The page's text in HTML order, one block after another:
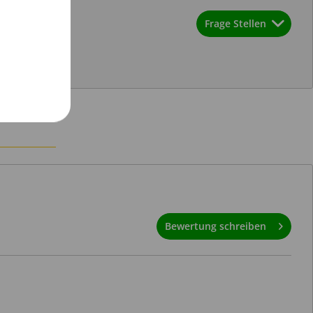
Frage Stellen
Bewertung schreiben